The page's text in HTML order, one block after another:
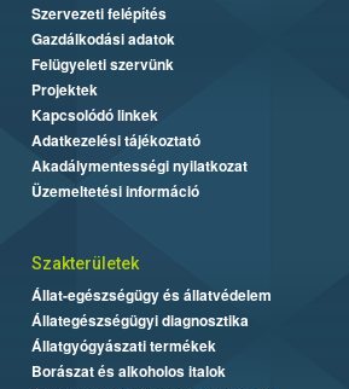
Szervezeti felépítés
Gazdálkodási adatok
Felügyeleti szervünk
Projektek
Kapcsolódó linkek
Adatkezelési tájékoztató
Akadálymentességi nyilatkozat
Üzemeltetési információ
Szakterületek
Állat-egészségügy és állatvédelem
Állategészségügyi diagnosztika
Állatgyógyászati termékek
Borászat és alkoholos italok